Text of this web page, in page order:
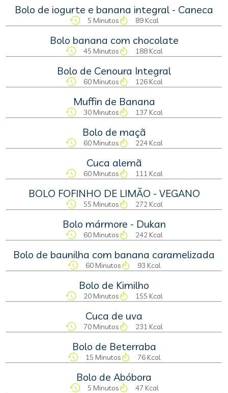
Bolo de iogurte e banana integral - Caneca
5 Minutos 89 Kcal
Bolo banana com chocolate
45 Minutos 188 Kcal
Bolo de Cenoura Integral
60 Minutos 126 Kcal
Muffin de Banana
30 Minutos 137 Kcal
Bolo de maçã
60 Minutos 224 Kcal
Cuca alemã
60 Minutos 111 Kcal
BOLO FOFINHO DE LIMÃO - VEGANO
55 Minutos 272 Kcal
Bolo mármore - Dukan
60 Minutos 242 Kcal
Bolo de baunilha com banana caramelizada
60 Minutos 93 Kcal
Bolo de Kimilho
20 Minutos 155 Kcal
Cuca de uva
70 Minutos 231 Kcal
Bolo de Beterraba
15 Minutos 76 Kcal
Bolo de Abóbora
5 Minutos 47 Kcal